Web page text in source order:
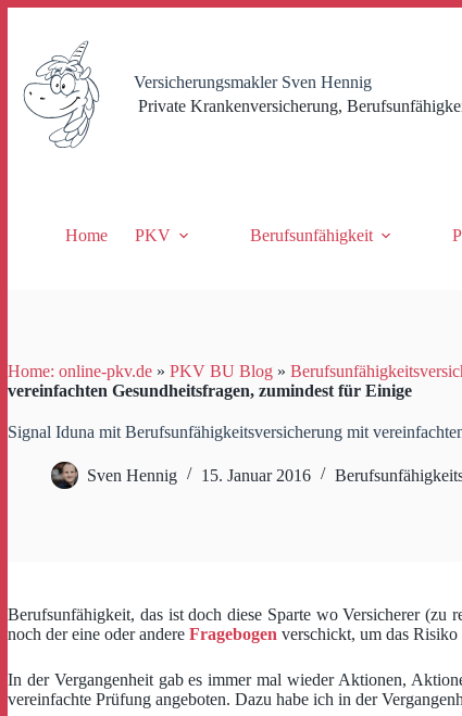
springen
Versicherungsmakler Sven Hennig
Private Krankenversicherung,
Home PKV Berufsunfähigkeit
Home: online-pkv.de » PKV BU Blog »
vereinfachten Gesundheitsfragen, zumindest für Einige
Signal Iduna mit Berufsunfähigkeitsversicherung mit
Sven Hennig 15. Januar 2016
Berufsunfähigkeit, das ist doch diese Sparte wo Versicherer (zu
noch der eine oder andere Fragebogen verschickt, um das Risiko
In der Vergangenheit gab es immer mal wieder Aktionen,
vereinfachte Prüfung angeboten. Dazu habe ich in der